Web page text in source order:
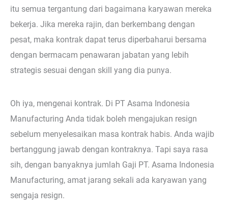
itu semua tergantung dari bagaimana karyawan mereka
bekerja. Jika mereka rajin, dan berkembang dengan
pesat, maka kontrak dapat terus diperbaharui bersama
dengan bermacam penawaran jabatan yang lebih
strategis sesuai dengan skill yang dia punya.
Oh iya, mengenai kontrak. Di PT Asama Indonesia
Manufacturing Anda tidak boleh mengajukan resign
sebelum menyelesaikan masa kontrak habis. Anda wajib
bertanggung jawab dengan kontraknya. Tapi saya rasa
sih, dengan banyaknya jumlah Gaji PT. Asama Indonesia
Manufacturing, amat jarang sekali ada karyawan yang
sengaja resign.